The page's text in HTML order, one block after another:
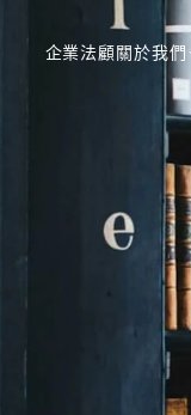
企業法顧關於我們